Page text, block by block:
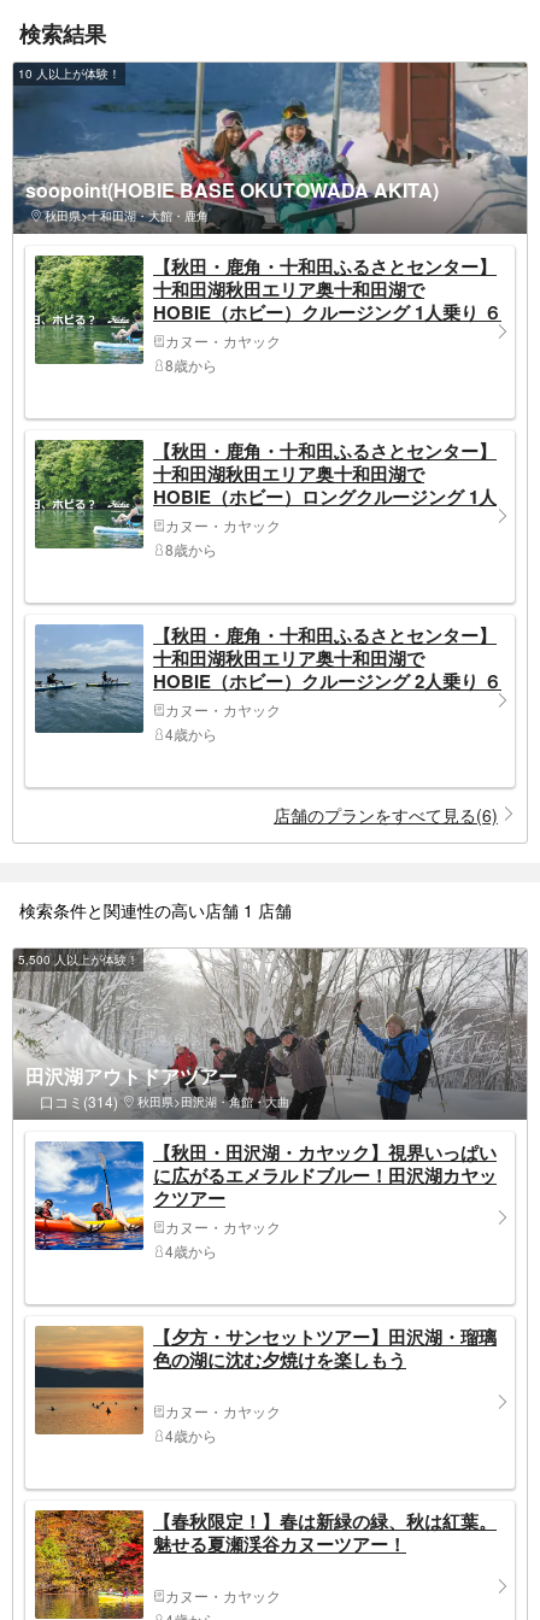
検索結果
10 人以上が体験！
soopoint(HOBIE BASE OKUTOWADA AKITA)
秋田県>十和田湖・大館・鹿角
【秋田・鹿角・十和田ふるさとセンター】
十和田湖秋田エリア奥十和田湖で
HOBIE（ホビー）クルージング 1人乗り ６
０分
カヌー・カヤック
8歳から
【秋田・鹿角・十和田ふるさとセンター】
十和田湖秋田エリア奥十和田湖で
HOBIE（ホビー）ロングクルージング 1人
乗り
カヌー・カヤック
8歳から
【秋田・鹿角・十和田ふるさとセンター】
十和田湖秋田エリア奥十和田湖で
HOBIE（ホビー）クルージング 2人乗り ６
０分
カヌー・カヤック
4歳から
店舗のプランをすべて見る(6)
検索条件と関連性の高い店舗 1 店舗
5,500 人以上が体験！
田沢湖アウトドアツアー
口コミ(314) 秋田県>田沢湖・角館・大曲
【秋田・田沢湖・カヤック】視界いっぱい
に広がるエメラルドブルー！田沢湖カヤッ
クツアー
カヌー・カヤック
4歳から
【夕方・サンセットツアー】田沢湖・瑠璃
色の湖に沈む夕焼けを楽しもう
カヌー・カヤック
4歳から
【春秋限定！】春は新緑の緑、秋は紅葉。
魅せる夏瀬渓谷カヌーツアー！
カヌー・カヤック